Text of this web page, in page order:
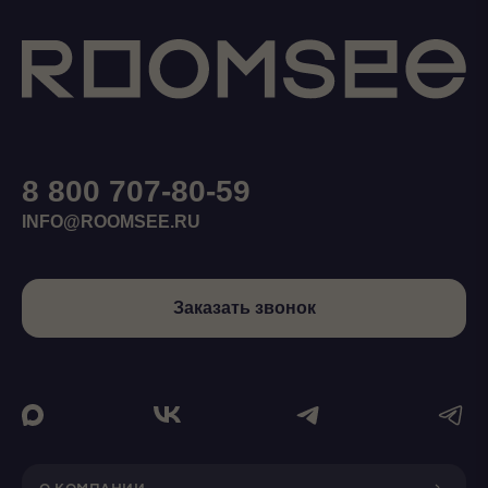
8 800 707-80-59
INFO@ROOMSEE.RU
Заказать звонок